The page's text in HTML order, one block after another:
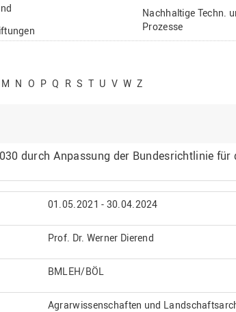
Nachhaltige Techn.
Prozesse
M N O P Q R S T U V W Z
durch Anpassung der Bundesrichtlinie für
01.05.2021 - 30.04.2024
Prof. Dr. Werner Dierend
BMLEH/BÖL
Agrarwissenschaften und